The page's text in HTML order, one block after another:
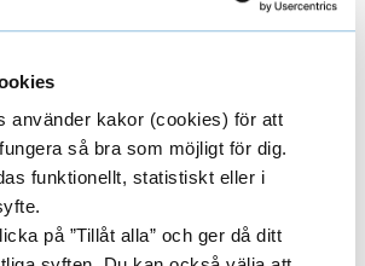
använder kakor (cookies) för att
så bra som möjligt för dig.
funktionellt, statistiskt eller i
på ”Tillåt alla” och ger då ditt
oss
, prefekt vid Institutionen
har mottagit finansiering från
ägarstiftelse.